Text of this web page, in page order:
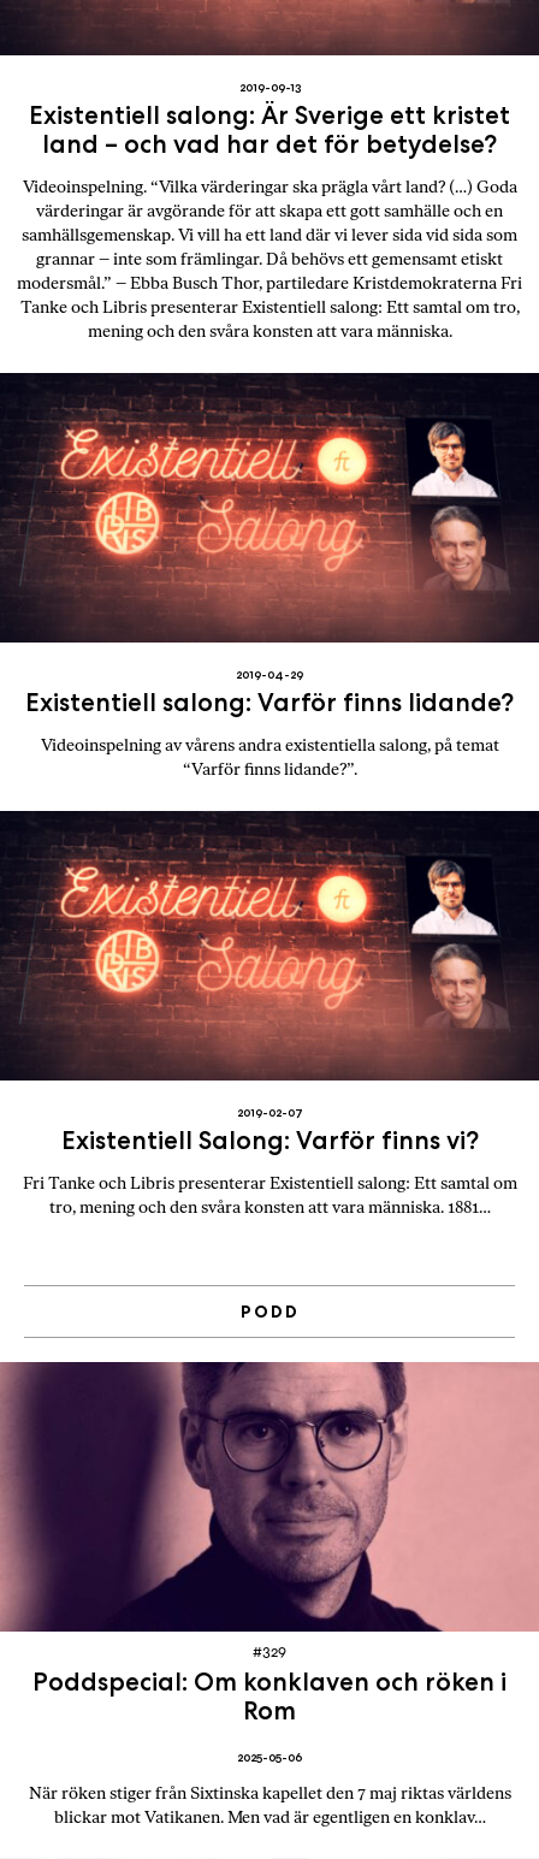
Existentiell salong: Är Sverige ett kristet
land – och vad har det för betydelse?
2019-09-13
Videoinspelning. “Vilka värderingar ska prägla vårt land? (…) Goda
värderingar är avgörande för att skapa ett gott samhälle och en
samhällsgemenskap. Vi vill ha ett land där vi lever sida vid sida som
grannar – inte som främlingar. Då behövs ett gemensamt etiskt
modersmål.” – Ebba Busch Thor, partiledare Kristdemokraterna Fri
Tanke och Libris presenterar Existentiell salong: Ett samtal om tro,
mening och den svåra konsten att vara människa.
Existentiell salong: Varför finns lidande?
2019-04-29
Videoinspelning av vårens andra existentiella salong, på temat
“Varför finns lidande?”.
Existentiell Salong: Varför finns vi?
2019-02-07
Fri Tanke och Libris presenterar Existentiell salong: Ett samtal om
tro, mening och den svåra konsten att vara människa. 1881…
PODD
2025-05-06
Poddspecial: Om konklaven och röken i
Rom
#329
När röken stiger från Sixtinska kapellet den 7 maj riktas världens
blickar mot Vatikanen. Men vad är egentligen en konklav…